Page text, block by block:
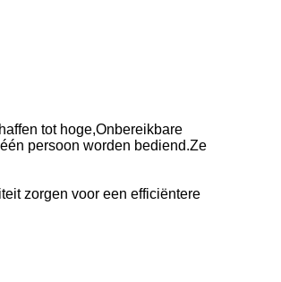
tot hoge,Onbereikbare
persoon worden bediend.Ze
zorgen voor een efficiëntere